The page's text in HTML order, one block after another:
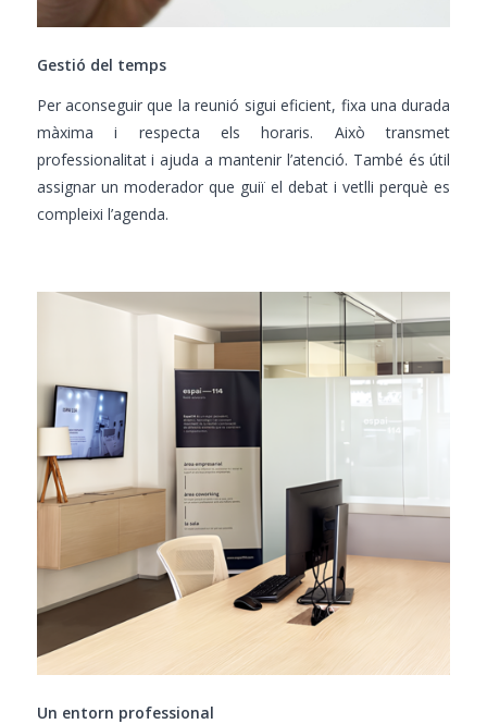
Gestió del temps
Per aconseguir que la reunió sigui eficient, fixa una durada
màxima i respecta els horaris. Això transmet
professionalitat i ajuda a mantenir l’atenció. També és útil
assignar un moderador que guiï el debat i vetlli perquè es
compleixi l’agenda.
Un entorn professional